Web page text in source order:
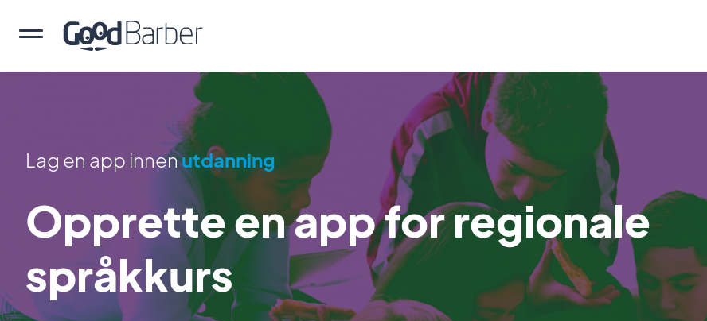
Lag en app innenutdanning
Opprette en app for regionale
språkkurs